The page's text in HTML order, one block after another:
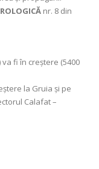
nr. 8 din
fi în creștere (5400
la Gruia și pe
Calafat –